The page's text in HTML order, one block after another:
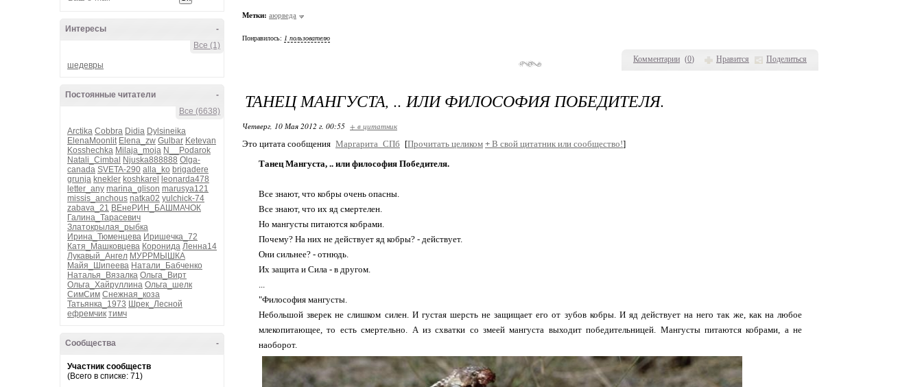
-
Интересы
Все (1)
шедевры
-
Постоянные читатели
Все (6638)
Arctika Cobbra Didia Dylsineika
ElenaMoonlit Elena_zw Gulbar Ketevan
Kosshechka Milaja_moja N__Podarok
Natali_Cimbal Njuska888888 Olga-
canada SVETA-290 alla_ko brigadere
grunja knekler koshkarel
leonarda478
letter_any marina_glison marusya121
missis_anchous natka02 yulchick-74
zabava_21 ВЕнеРИН_БАШМАЧОК
Галина_Тарасевич
Златокрылая_рыбка
Ирина_Тюменцева Иришечка_72
Катя_Машковцева Коронида Ленна14
Лукавый_Ангел МУРРМЫШКА
Майя_Шипеева Натали_Бабченко
Наталья_Вязалка Ольга_Вирт
Ольга_Хайруллина Ольга_шелк
СимСим Снежная_коза
Татьянка_1973 Шрек_Лесной
ефремчик тимч
-
Сообщества
Участник сообществ
(Всего в списке: 71)
Комментарии (0) Нравится Поделиться
Метки: аюрведа
Понравилось: 1 пользователю
ТАНЕЦ МАНГУСТА, .. ИЛИ ФИЛОСОФИЯ ПОБЕДИТЕЛЯ.
Четверг, 10 Мая 2012 г. 00:55 + в цитатник
Это цитата сообщения Маргарита_СПб [Прочитать целиком + В свой цитатник или сообщество!]
Танец Мангуста, .. или философия Победителя.
Все знают, что кобры очень опасны.
Все знают, что их яд смертелен.
Но мангусты питаются кобрами.
Почему? На них не действует яд кобры? - действует.
Они сильнее? - отнюдь.
Их защита и Сила - в другом.
...
"Философия мангусты.
Небольшой зверек не слишком силен. И густая шерсть не защищает его от зубов кобры. И яд действует на него так же, как на любое
млекопитающее, то есть смертельно. А из схватки со змеей мангуста выходит победительницей. Мангусты питаются кобрами, а не
наоборот.